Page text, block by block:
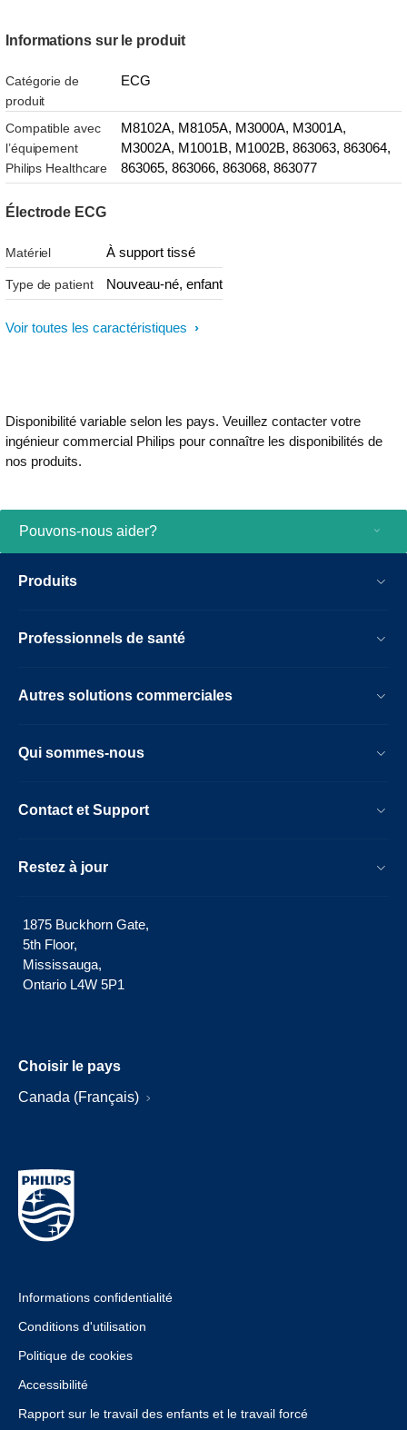
Informations sur le produit
Catégorie de
produit
ECG
Compatible avec
l’équipement
Philips Healthcare
M8102A, M8105A, M3000A, M3001A,
M3002A, M1001B, M1002B, 863063, 863064,
863065, 863066, 863068, 863077
Électrode ECG
Matériel À support tissé
Type de patient Nouveau-né, enfant
Voir toutes les caractéristiques
Disponibilité variable selon les pays. Veuillez contacter votre
ingénieur commercial Philips pour connaître les disponibilités de
nos produits.
Pouvons-nous aider?
Produits
Professionnels de santé
Autres solutions commerciales
Qui sommes-nous
Contact et Support
Restez à jour
1875 Buckhorn Gate,
5th Floor,
Mississauga,
Ontario L4W 5P1
Choisir le pays
Canada (Français)
Informations confidentialité
Conditions d'utilisation
Politique de cookies
Accessibilité
Rapport sur le travail des enfants et le travail forcé